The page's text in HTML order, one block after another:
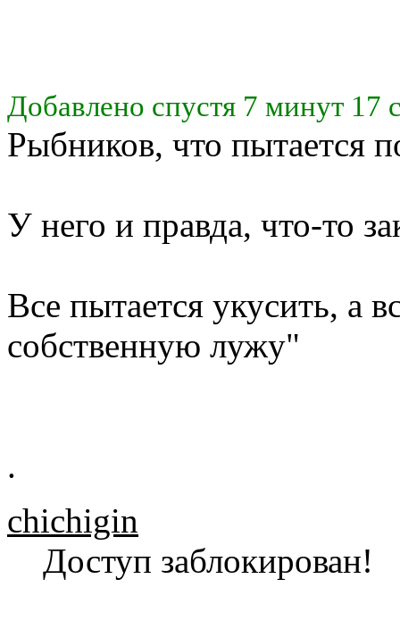
Добавлено спустя 7 минут 17
Рыбников, что пытается
У него и правда, что-то
Все пытается укусить, а
собственную лужу"
.
chichigin
Доступ заблокирован!